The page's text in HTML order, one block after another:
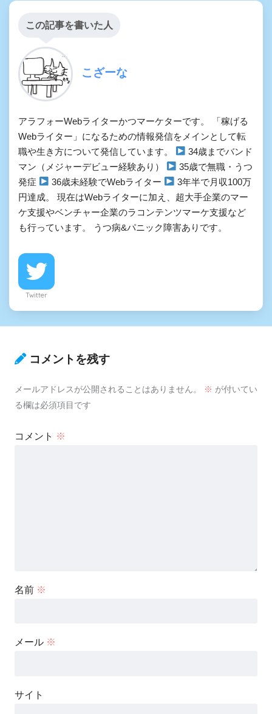
この記事を書いた人
こざーな
アラフォーWebライターかつマーケターです。 「稼げる
Webライター」になるための情報発信をメインとして転
職や生き方について発信しています。
34歳までバンド
マン（メジャーデビュー経験あり）
35歳で無職・うつ
発症
36歳未経験でWebライター
3年半で月収100万
円達成。 現在はWebライターに加え、超大手企業のマー
ケ支援やベンチャー企業のラコンテンツマーケ支援など
も行っています。 うつ病&パニック障害ありです。
Twitter
コメントを残す
メールアドレスが公開されることはありません。 ※ が付いてい
る欄は必須項目です
コメント ※
名前 ※
メール ※
サイト